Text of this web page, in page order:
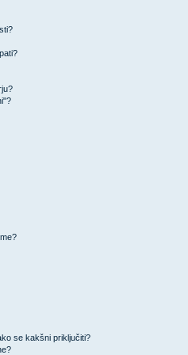
se kakšni priključiti?